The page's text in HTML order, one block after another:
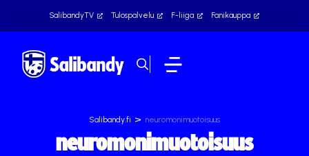
SalibandyTV Tulospalvelu F-liiga Fanikauppa
Salibandy.fi > neuromonimuotoisuus
neuromonimuotoisuus